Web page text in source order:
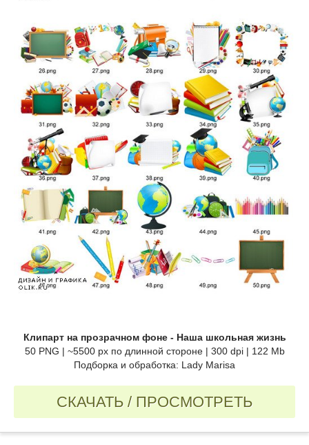
Клипарт на прозрачном фоне - Наша школьная жизнь
50 PNG | ~5500 px по длинной стороне | 300 dpi | 122 Мb
Подборка и обработка: Lady Marisa
СКАЧАТЬ / ПРОСМОТРЕТЬ